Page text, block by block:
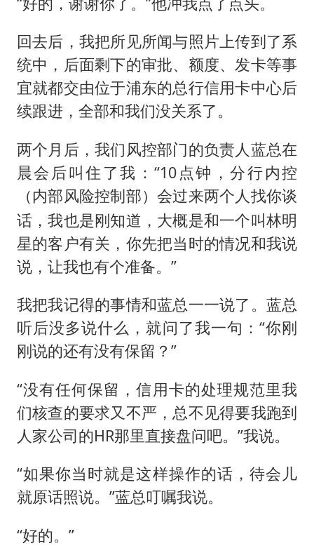
回去后，我把所见所闻与照片上传到了系
统中，后面剩下的审批、额度、发卡等事
宜就都交由位于浦东的总行信用卡中心后
续跟进，全部和我们没关系了。
两个月后，我们风控部门的负责人蓝总在
晨会后叫住了我：“10点钟，分行内控
（内部风险控制部）会过来两个人找你谈
话，我也是刚知道，大概是和一个叫林明
星的客户有关，你先把当时的情况和我说
说，让我也有个准备。”
我把我记得的事情和蓝总一一说了。蓝总
听后没多说什么，就问了我一句：“你刚
刚说的还有没有保留？”
“没有任何保留，信用卡的处理规范里我
们核查的要求又不严，总不见得要我跑到
人家公司的HR那里直接盘问吧。”我说。
“如果你当时就是这样操作的话，待会儿
就原话照说。”蓝总叮嘱我说。
“好的。”